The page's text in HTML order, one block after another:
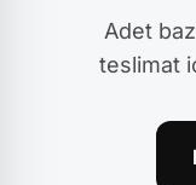
Adet
teslimat